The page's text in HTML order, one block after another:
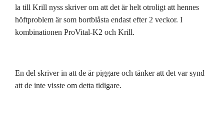
la till Krill nyss skriver om att det är helt otroligt att hennes
höftproblem är som bortblåsta endast efter 2 veckor. I
kombinationen ProVital-K2 och Krill.
En del skriver in att de är piggare och tänker att det var synd
att de inte visste om detta tidigare.